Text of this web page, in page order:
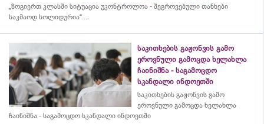
„ზოგიერთ კლასში სიტუაცია უკონტროლოა - შეგროვებული თანხები
საკმაოდ სოლიდურია“...
საკითხების გაჟონვის გამო
ეროვნული გამოცდა ხელახლა
ჩაინიშნა - საგამოცდო
სკანდალი ინდოეთში
საკითხების გაჟონვის გამო
ეროვნული გამოცდა ხელახლა
ჩაინიშნა - საგამოცდო სკანდალი ინდოეთში